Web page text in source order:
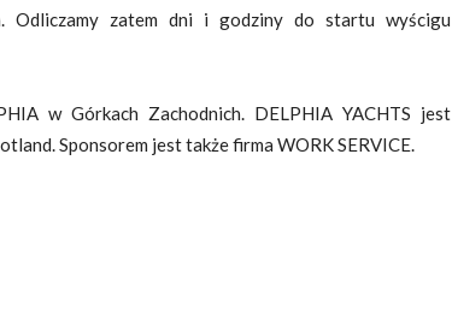
Odliczamy zatem dni i godziny do startu wyścigu
w Górkach Zachodnich. DELPHIA YACHTS jest
Sponsorem jest także firma WORK SERVICE.